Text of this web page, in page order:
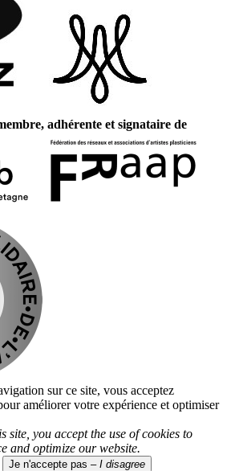
adhérente et signataire de
sur ce site, vous acceptez
améliorer votre expérience et optimiser
site, you accept the use of cookies to
and optimize our website.
Je n'accepte pas – I disagree